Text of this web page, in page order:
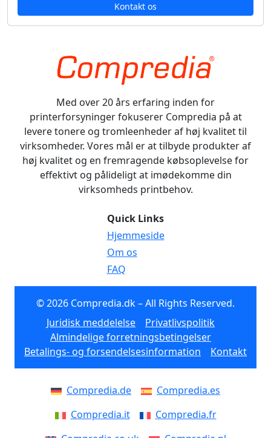
Kontakt os
Med over 20 års erfaring inden for
printerforsyninger fokuserer Compredia på at
levere tonere og tromleenheder af høj kvalitet til
virksomheder. Vores mål er at tilbyde produkter af
høj kvalitet og en fremragende købsoplevelse for
effektivt og pålideligt at imødekomme din
virksomheds printbehov.
Quick Links
Hjemmeside
Om os
FAQ
© 2026 Compredia.dk – All Rights Reserved.
Juridisk meddelelse
Privatlivspolitik
Almindelige forretningsbetingelser
Betalings- og forsendelsesinformation
Kontakt
Compredia.de
Compredia.es
Compredia.it
Compredia.fr